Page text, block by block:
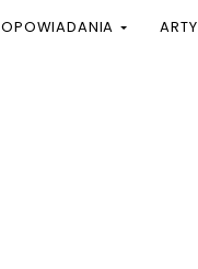
OPOWIADANIA ARTY